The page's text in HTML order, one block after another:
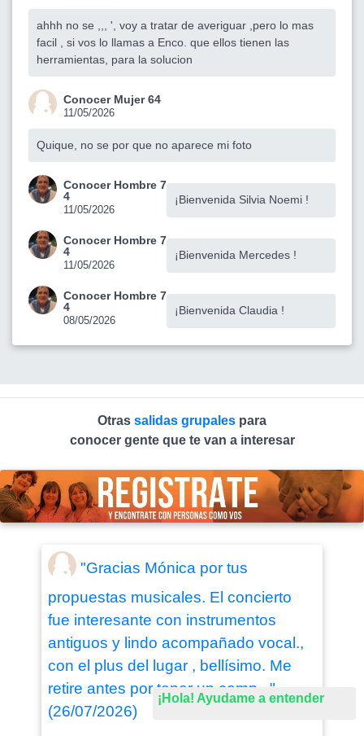
¡Hola! Ayudame a entender
ahhh no se ,,, ', voy a tratar de averiguar ,pero lo mas
facil , si vos lo llamas a Enco. que ellos tienen las
herramientas, para la solucion
Conocer Mujer 64
11/05/2026
Quique, no se por que no aparece mi foto
Conocer Hombre 7
4
11/05/2026
¡Bienvenida Silvia Noemi !
Conocer Hombre 7
4
11/05/2026
¡Bienvenida Mercedes !
Conocer Hombre 7
4
08/05/2026
¡Bienvenida Claudia !
Otras salidas grupales para
conocer gente que te van a interesar
"Gracias Mónica por tus
propuestas musicales. El concierto
fue interesante con instrumentos
antiguos y lindo acompañado vocal.,
con el plus del lugar , bellísimo. Me
retire antes por tener un comp..."
(26/07/2026)